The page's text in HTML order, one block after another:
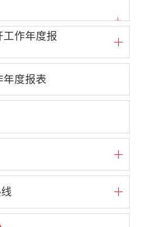
工作年度报
年度报表